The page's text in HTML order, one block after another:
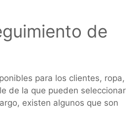
de
para los clientes, ropa,
de la que pueden seleccionar
existen algunos que son